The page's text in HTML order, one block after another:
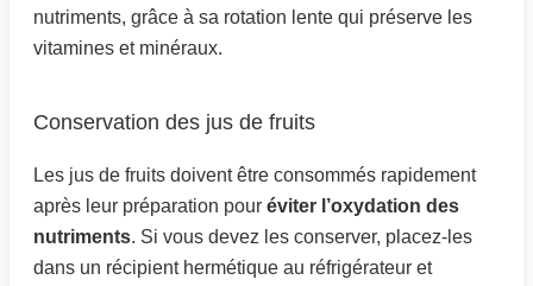
nutriments, grâce à sa rotation lente qui préserve les
vitamines et minéraux.
Conservation des jus de fruits
Les jus de fruits doivent être consommés rapidement
après leur préparation pour éviter l’oxydation des
nutriments. Si vous devez les conserver, placez-les
dans un récipient hermétique au réfrigérateur et